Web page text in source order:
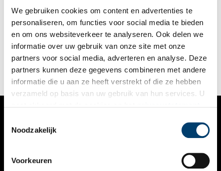
We gebruiken cookies om content en advertenties te
personaliseren, om functies voor social media te bieden
en om ons websiteverkeer te analyseren. Ook delen we
informatie over uw gebruik van onze site met onze
partners voor social media, adverteren en analyse. Deze
partners kunnen deze gegevens combineren met andere
informatie die u aan ze heeft verstrekt of die ze hebben
verzameld op basis van uw gebruik van hun services. U
Noodzakelijk
Voorkeuren
Een briljant geslepen diamant wordt ook wel ‘The Amsterdam
Cut’ genoemd. De Amsterdamse diamantbewerkers weten al
eeuwenlang de meeste schittering uit een briljant te halen. De
hoofdstad kent al sinds de 17e eeuw een internationaal
vermaarde diamantindustrie.
VERHALEN
KALENDER